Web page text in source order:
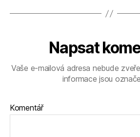
Napsat
Vaše e-mailová adresa nebude
informace jsou
Komentář